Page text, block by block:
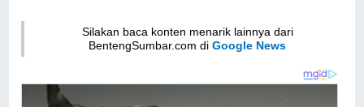
Silakan baca konten menarik lainnya dari
BentengSumbar.com diGoogle News